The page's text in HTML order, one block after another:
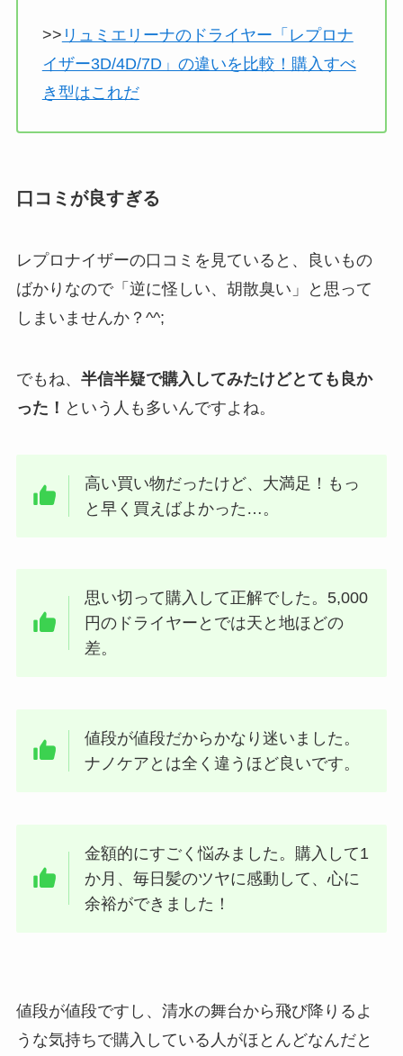
>> リュミエリーナのドライヤー「レプロナ
イザー3D/4D/7D」の違いを比較！購入すべ
き型はこれだ
口コミが良すぎる
レプロナイザーの口コミを見ていると、良いもの
ばかりなので「逆に怪しい、胡散臭い」と思って
しまいませんか？^^;
でもね、 半信半疑で購入してみたけどとても良か
った！ という人も多いんですよね。
高い買い物だったけど、大満足！もっ
と早く買えばよかった…。
思い切って購入して正解でした。5,000
円のドライヤーとでは天と地ほどの
差。
値段が値段だからかなり迷いました。
ナノケアとは全く違うほど良いです。
金額的にすごく悩みました。購入して1
か月、毎日髪のツヤに感動して、心に
余裕ができました！
値段が値段ですし、清水の舞台から飛び降りるよ
うな気持ちで購入している人がほとんどなんだと